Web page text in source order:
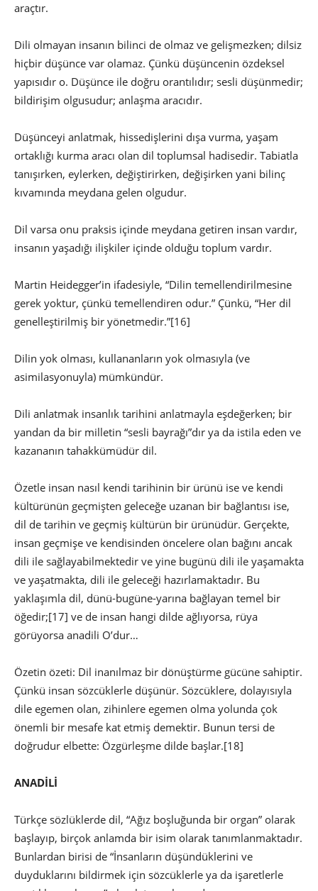
araçtır.
Dili olmayan insanın bilinci de olmaz ve gelişmezken; dilsiz
hiçbir düşünce var olamaz. Çünkü düşüncenin özdeksel
yapısıdır o. Düşünce ile doğru orantılıdır; sesli düşünmedir;
bildirişim olgusudur; anlaşma aracıdır.
Düşünceyi anlatmak, hissedişlerini dışa vurma, yaşam
ortaklığı kurma aracı olan dil toplumsal hadisedir. Tabiatla
tanışırken, eylerken, değiştirirken, değişirken yani bilinç
kıvamında meydana gelen olgudur.
Dil varsa onu praksis içinde meydana getiren insan vardır,
insanın yaşadığı ilişkiler içinde olduğu toplum vardır.
Martin Heidegger’in ifadesiyle, “Dilin temellendirilmesine
gerek yoktur, çünkü temellendiren odur.” Çünkü, “Her dil
genelleştirilmiş bir yönetmedir.”[16]
Dilin yok olması, kullananların yok olmasıyla (ve
asimilasyonuyla) mümkündür.
Dili anlatmak insanlık tarihini anlatmayla eşdeğerken; bir
yandan da bir milletin “sesli bayrağı”dır ya da istila eden ve
kazananın tahakkümüdür dil.
Özetle insan nasıl kendi tarihinin bir ürünü ise ve kendi
kültürünün geçmişten geleceğe uzanan bir bağlantısı ise,
dil de tarihin ve geçmiş kültürün bir ürünüdür. Gerçekte,
insan geçmişe ve kendisinden öncelere olan bağını ancak
dili ile sağlayabilmektedir ve yine bugünü dili ile yaşamakta
ve yaşatmakta, dili ile geleceği hazırlamaktadır. Bu
yaklaşımla dil, dünü-bugüne-yarına bağlayan temel bir
öğedir;[17] ve de insan hangi dilde ağlıyorsa, rüya
görüyorsa anadili O’dur…
Özetin özeti: Dil inanılmaz bir dönüştürme gücüne sahiptir.
Çünkü insan sözcüklerle düşünür. Sözcüklere, dolayısıyla
dile egemen olan, zihinlere egemen olma yolunda çok
önemli bir mesafe kat etmiş demektir. Bunun tersi de
doğrudur elbette: Özgürleşme dilde başlar.[18]
ANADİLİ
Türkçe sözlüklerde dil, “Ağız boşluğunda bir organ” olarak
başlayıp, birçok anlamda bir isim olarak tanımlanmaktadır.
Bunlardan birisi de “İnsanların düşündüklerini ve
duyduklarını bildirmek için sözcüklerle ya da işaretlerle